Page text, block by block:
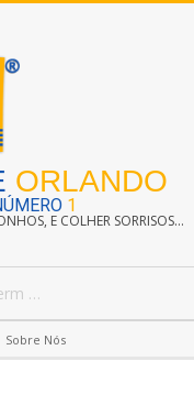
ORLANDO
1
E COLHER SORRISOS...
Sobre Nós